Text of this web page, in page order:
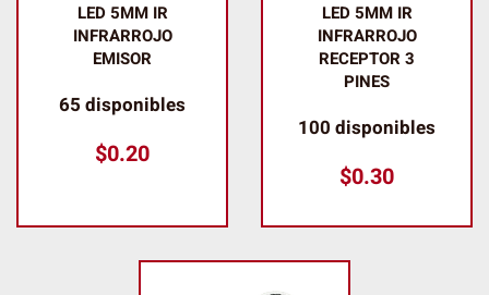
LED 5MM IR
INFRARROJO
EMISOR
65 disponibles
$0.20
LED 5MM IR
INFRARROJO
RECEPTOR 3
PINES
100 disponibles
$0.30